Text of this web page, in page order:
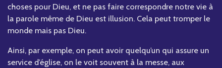
choses pour Dieu, et ne pas faire correspondre notre vie à
la parole même de Dieu est illusion. Cela peut tromper le
monde mais pas Dieu.
Ainsi, par exemple, on peut avoir quelqu’un qui assure un
service d’église, on le voit souvent à la messe, aux